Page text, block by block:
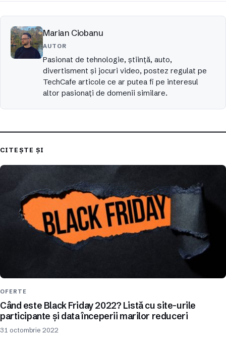
Marian Ciobanu
AUTOR
Pasionat de tehnologie, ştiinţă, auto,
divertisment şi jocuri video, postez regulat pe
TechCafe articole ce ar putea fi pe interesul
altor pasionaţi de domenii similare.
CITEȘTE ȘI
OFERTE
Când este Black Friday 2022? Listă cu site-urile
participante și data începerii marilor reduceri
31 octombrie 2022